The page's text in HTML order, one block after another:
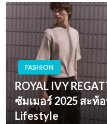
FASHION
ROYAL IVY
ซัมเมอร์ 2025 สะ
Lifestyle